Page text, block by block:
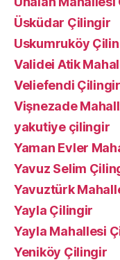
Üsküdar Çilingir
Uskumruköy
Validei Atik
Veliefendi Çilingir
Vişnezade
yakutiye çilingir
Yaman Evler
Yavuz Selim
Yavuztürk
Yayla Çilingir
Yayla Mahallesi
Yeniköy Çilingir